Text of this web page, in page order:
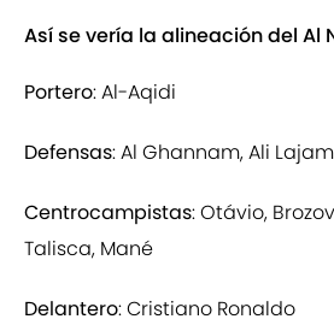
Así se vería la alineación del Al
Portero: Al-Aqidi
Defensas: Al Ghannam, Ali
Centrocampistas: Otávio,
Talisca, Mané
Delantero: Cristiano Ronaldo